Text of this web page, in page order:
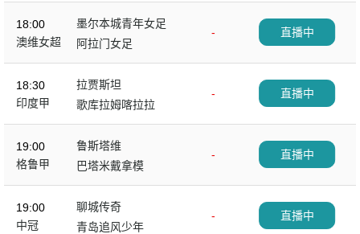
18:00
澳维女超
墨尔本城青年女足
-
阿拉门女足
直播中
18:30
印度甲
拉贾斯坦
-
歌库拉姆喀拉拉
直播中
19:00
格鲁甲
鲁斯塔维
-
巴塔米戴拿模
直播中
19:00
中冠
聊城传奇
-
青岛追风少年
直播中